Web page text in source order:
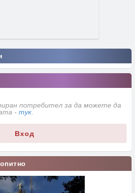
потребител за да можете да
- тук
Вход